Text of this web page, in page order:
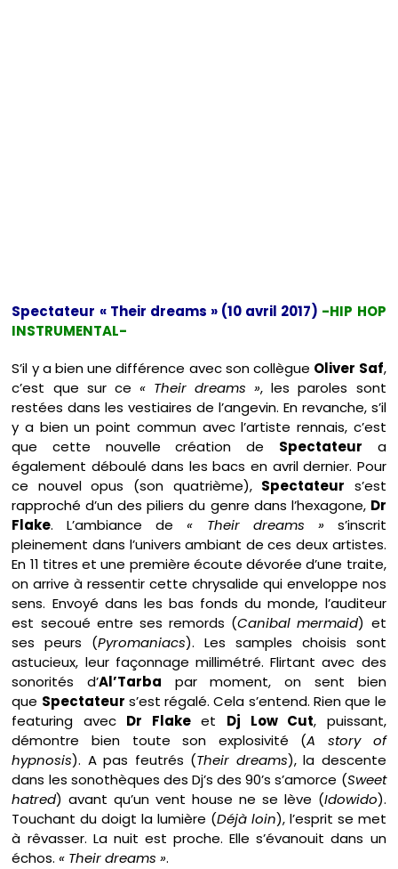
Spectateur « Their dreams » (10 avril 2017) -HIP HOP
INSTRUMENTAL-
S’il y a bien une différence avec son collègue Oliver Saf,
c’est que sur ce « Their dreams », les paroles sont
restées dans les vestiaires de l’angevin. En revanche, s’il
y a bien un point commun avec l’artiste rennais, c’est
que cette nouvelle création de Spectateur a
également déboulé dans les bacs en avril dernier. Pour
ce nouvel opus (son quatrième), Spectateur s’est
rapproché d’un des piliers du genre dans l’hexagone, Dr
Flake. L’ambiance de« Their dreams »s’inscrit
pleinement dans l’univers ambiant de ces deux artistes.
En 11 titres et une première écoute dévorée d’une traite,
on arrive à ressentir cette chrysalide qui enveloppe nos
sens. Envoyé dans les bas fonds du monde, l’auditeur
est secoué entre ses remords (Canibal mermaid) et
ses peurs (Pyromaniacs). Les samples choisis sont
astucieux, leur façonnage millimétré. Flirtant avec des
sonorités d’Al’Tarba par moment, on sent bien
que Spectateur s’est régalé. Cela s’entend. Rien que le
featuring avec Dr Flakeet Dj Low Cut, puissant,
démontre bien toute son explosivité (A story of
hypnosis). A pas feutrés (Their dreams), la descente
dans les sonothèques des Dj’s des 90’s s’amorce (Sweet
hatred) avant qu’un vent house ne se lève (Idowido).
Touchant du doigt la lumière (Déjà loin), l’esprit se met
à rêvasser. La nuit est proche. Elle s’évanouit dans un
échos.« Their dreams ».